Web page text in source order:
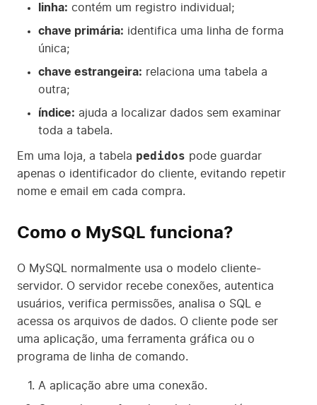
linha: contém um registro individual;
chave primária: identifica uma linha de forma
única;
chave estrangeira: relaciona uma tabela a
outra;
índice: ajuda a localizar dados sem examinar
toda a tabela.
Em uma loja, a tabela pedidos pode guardar
apenas o identificador do cliente, evitando repetir
nome e email em cada compra.
Como o MySQL funciona?
O MySQL normalmente usa o modelo cliente-
servidor. O servidor recebe conexões, autentica
usuários, verifica permissões, analisa o SQL e
acessa os arquivos de dados. O cliente pode ser
uma aplicação, uma ferramenta gráfica ou o
programa de linha de comando.
A aplicação abre uma conexão.